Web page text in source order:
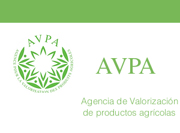
AVPA
Agencia de Valorización
de productos agrícolas